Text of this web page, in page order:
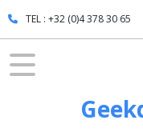
TEL : +32 (0)4 378 30 65